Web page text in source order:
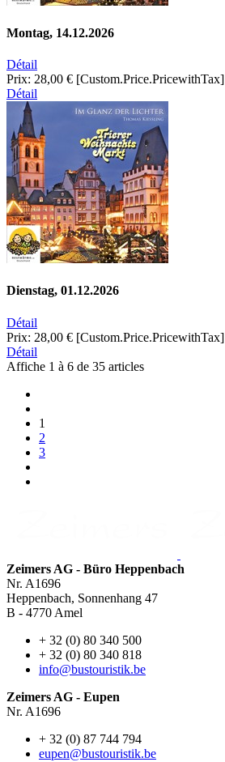
Montag, 14.12.2026
Détail
Prix: 28,00 € [Custom.Price.PricewithTax]
Détail
Dienstag, 01.12.2026
Détail
Prix: 28,00 € [Custom.Price.PricewithTax]
Détail
Affiche 1 à 6 de 35 articles
1
2
3
Zeimers AG - Büro Heppenbach
Nr. A1696
Heppenbach, Sonnenhang 47
B - 4770 Amel
+ 32 (0) 80 340 500
+ 32 (0) 80 340 818
info@bustouristik.be
Zeimers AG - Eupen
Nr. A1696
+ 32 (0) 87 744 794
eupen@bustouristik.be